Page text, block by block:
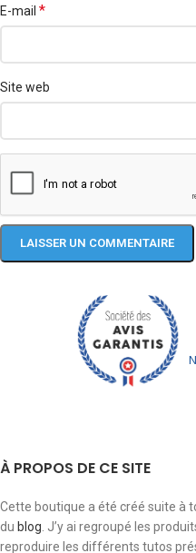
E-mail *
Site web
À PROPOS DE CE SITE
Cette boutique a été créé suite à
du blog . J’y ai regroupé les
reproduire les différents tutos